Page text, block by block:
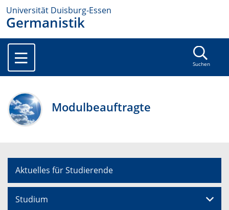
Universität Duisburg-Essen
Germanistik
Suchen
Modulbeauftragte
Aktuelles für Studierende
Studium